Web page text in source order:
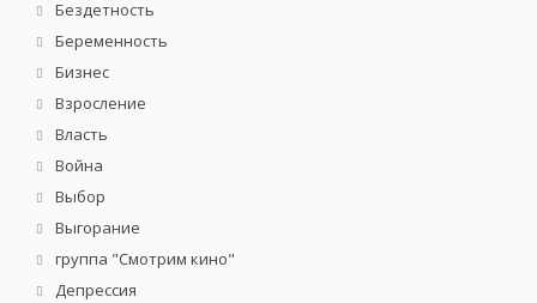
Бездетность
Беременность
Бизнес
Взросление
Власть
Война
Выбор
Выгорание
группа "Смотрим кино"
Депрессия